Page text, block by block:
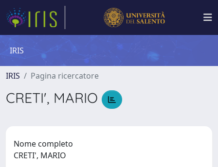
IRIS
IRIS Pagina ricercatore
CRETI', MARIO
Nome completo
CRETI', MARIO